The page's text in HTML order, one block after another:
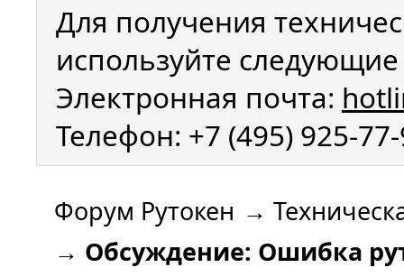
Для получения
используйте
Электронная почта:
Телефон: +7 (495) 925-
Форум Рутокен →
→ Обсуждение: Ошибка